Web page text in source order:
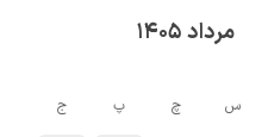
مرداد 1405
س چ پ ج